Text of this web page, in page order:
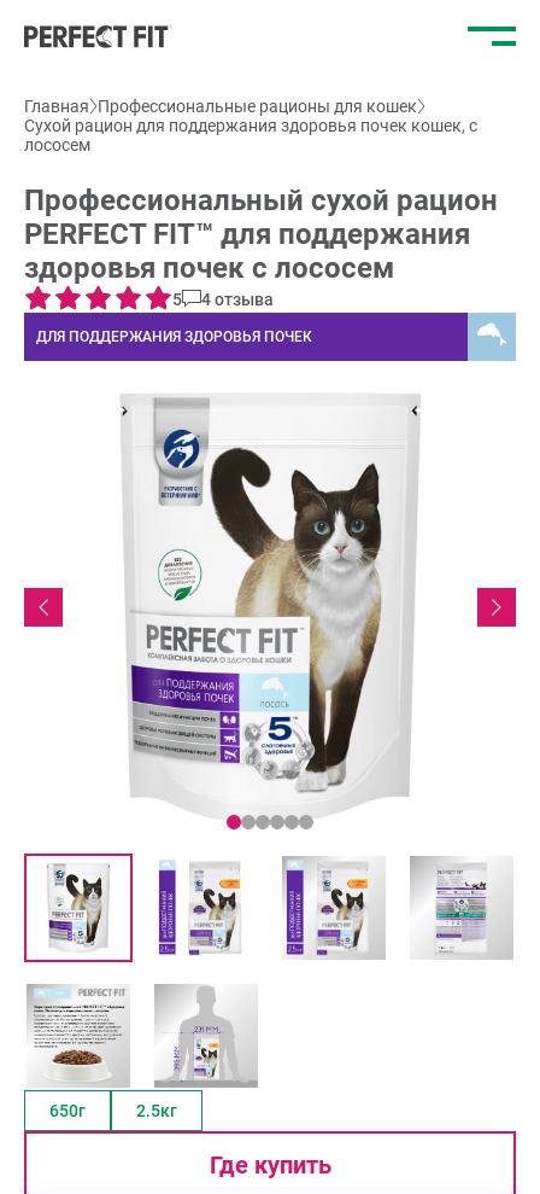
Главная Профессиональные рационы для кошек
Сухой рацион для поддержания здоровья почек кошек, с
лососем
Профессиональный сухой рацион
PERFECT FIT™ для поддержания
здоровья почек с лососем
5 4 отзыва
ДЛЯ ПОДДЕРЖАНИЯ ЗДОРОВЬЯ ПОЧЕК
650г 2.5кг
Где купить